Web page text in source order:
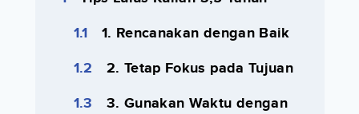
1. Rencanakan dengan Baik
2. Tetap Fokus pada Tujuan
3. Gunakan Waktu dengan